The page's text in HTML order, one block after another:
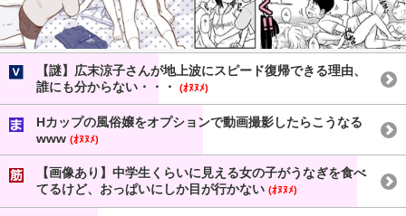
【謎】広末涼子さんが地上波にスピード復帰できる理由、
誰にも分からない・・・
(ｵﾇﾇﾒ)
Hカップの風俗嬢をオプションで動画撮影したらこうなる
www (ｵﾇﾇﾒ)
【画像あり】中学生くらいに見える女の子がうなぎを食べ
てるけど、おっぱいにしか目が行かない (ｵﾇﾇﾒ)